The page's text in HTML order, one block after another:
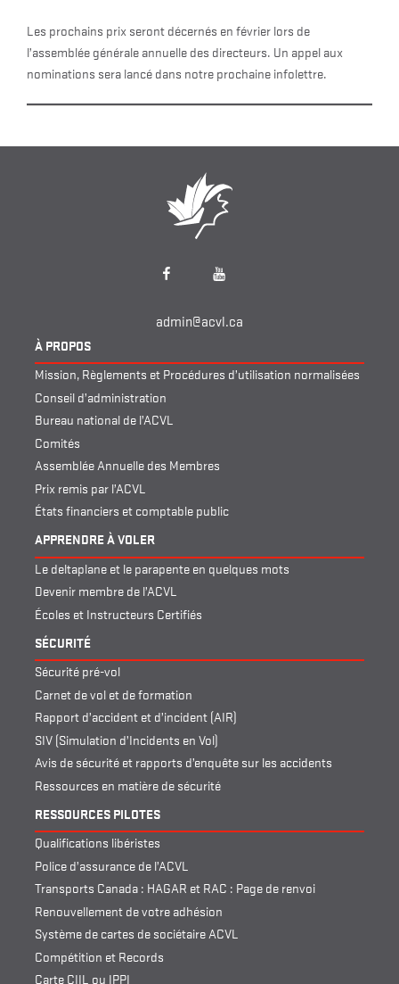
Les prochains prix seront décernés en février lors de
l’assemblée générale annuelle des directeurs. Un appel aux
nominations sera lancé dans notre prochaine infolettre.
Facebook YouTube
admin@acvl.ca
À PROPOS
Mission, Règlements et Procédures d’utilisation normalisées
Conseil d’administration
Bureau national de l’ACVL
Comités
Assemblée Annuelle des Membres
Prix remis par l’ACVL
États financiers et comptable public
APPRENDRE À VOLER
Le deltaplane et le parapente en quelques mots
Devenir membre de l’ACVL
Écoles et Instructeurs Certifiés
SÉCURITÉ
Sécurité pré-vol
Carnet de vol et de formation
Rapport d’accident et d’incident (AIR)
SIV (Simulation d’Incidents en Vol)
Avis de sécurité et rapports d’enquête sur les accidents
Ressources en matière de sécurité
RESSOURCES PILOTES
Qualifications libéristes
Police d’assurance de l’ACVL
Transports Canada : HAGAR et RAC : Page de renvoi
Renouvellement de votre adhésion
Système de cartes de sociétaire ACVL
Compétition et Records
Carte CIIL ou IPPI